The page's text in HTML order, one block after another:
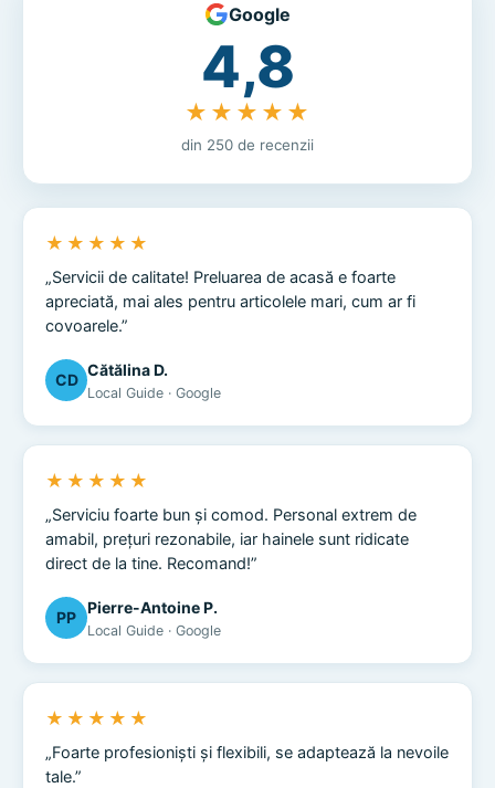
Google
4,8
★★★★★
din 250 de recenzii
★★★★★
„Servicii de calitate! Preluarea de acasă e foarte
apreciată, mai ales pentru articolele mari, cum ar fi
covoarele.”
CD
Cătălina D.
Local Guide · Google
★★★★★
„Serviciu foarte bun și comod. Personal extrem de
amabil, prețuri rezonabile, iar hainele sunt ridicate
direct de la tine. Recomand!”
PP
Pierre-Antoine P.
Local Guide · Google
★★★★★
„Foarte profesioniști și flexibili, se adaptează la nevoile
tale.”